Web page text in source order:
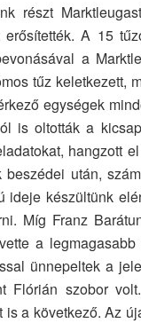
részt
A 15
a
tűz keletkezett,
egységek
is oltották a
hangzott
után,
ideje készültünk
Míg Franz
a
ünnepeltek a
Flórián szobor
a következő. Az